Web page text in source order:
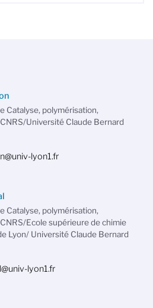
Catalyse, polymérisation,
Université Claude Bernard
lyon1.fr
Catalyse, polymérisation,
Ecole supérieure de chimie
Lyon/ Université Claude Bernard
lyon1.fr